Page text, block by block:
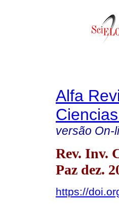
Alfa
versão On-
Rev. Inv.
Paz dez.
https://